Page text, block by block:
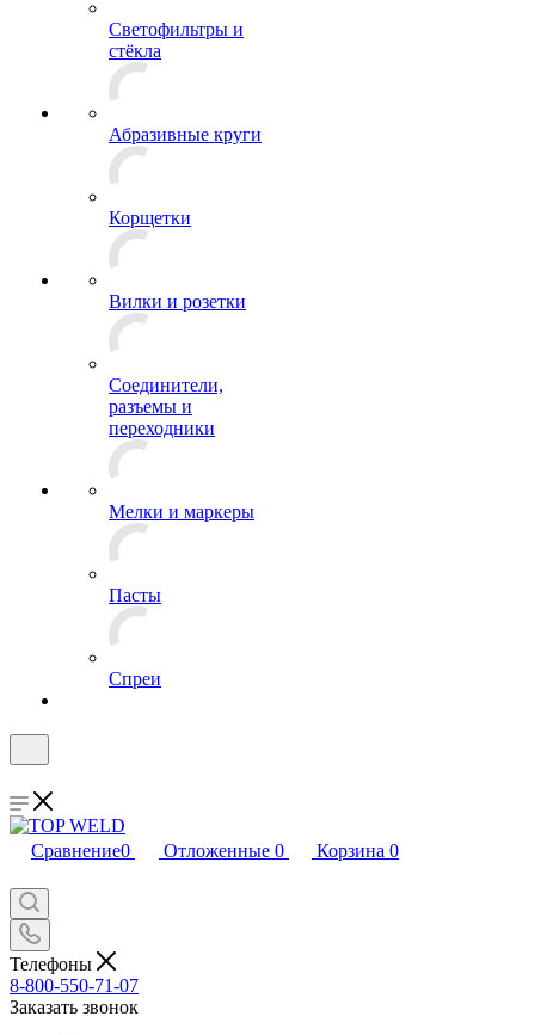
Светофильтры и
стёкла
Абразивные круги
Корщетки
Вилки и розетки
Соединители,
разъемы и
переходники
Мелки и маркеры
Пасты
Спреи
Сравнение0 Отложенные 0 Корзина 0
Телефоны
8-800-550-71-07
Заказать звонок